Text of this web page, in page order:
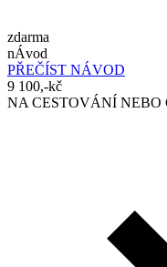
zdarma
nÁvod
PŘEČÍST NÁVOD
9 100,-kč
NA CESTOVÁNÍ NEBO